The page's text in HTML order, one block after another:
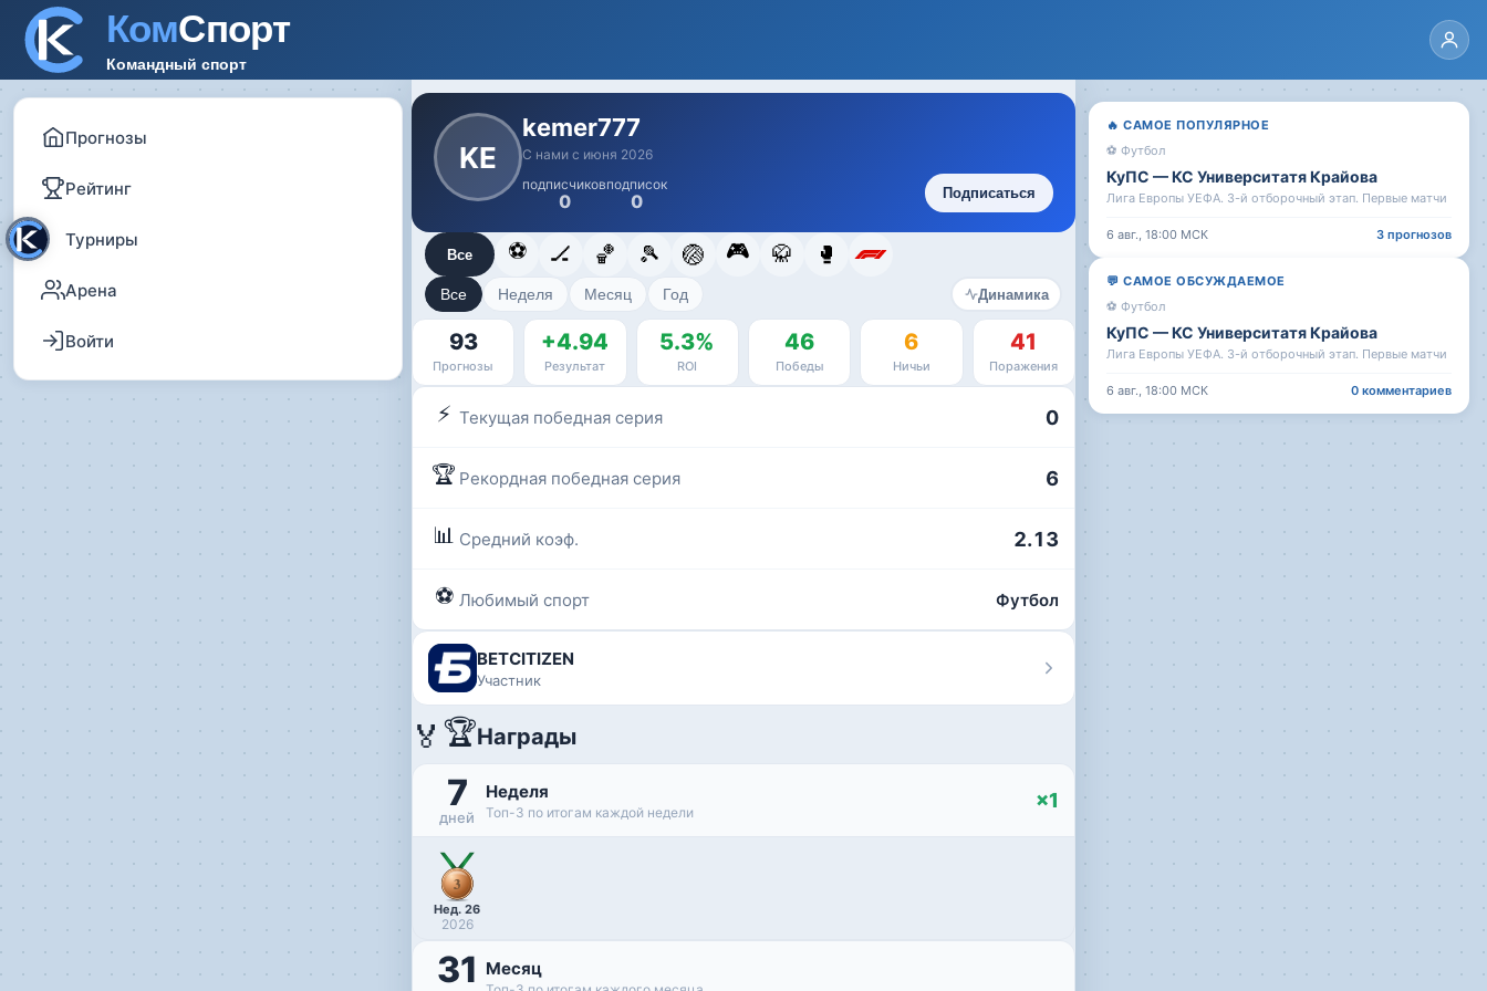
Прогнозы
Рейтинг
Турниры
Арена
Войти
🔥 САМОЕ ПОПУЛЯРНОЕ
⚽ Футбол
КуПС —КС Университатя Крайова
Лига Европы УЕФА. 3-й отборочный этап. Первые матчи
6 авг., 18:00 МСК 3 прогнозов
💬 САМОЕ ОБСУЖДАЕМОЕ
⚽ Футбол
КуПС —КС Университатя Крайова
Лига Европы УЕФА. 3-й отборочный этап. Первые матчи
6 авг., 18:00 МСК 0 комментариев
KE
kemer777
С нами с июня 2026
подписчиков
0
подписок
0 Подписаться
Все ⚽ 🏒 🏀 🎾 🏐 🎮 🥋 🥊
Все Неделя Месяц Год Динамика
93
Прогнозы
+4.94
Результат
5.3%
ROI
46
Победы
6
Ничьи
41
Поражения
⚡ Текущая победная серия 0
🏆 Рекордная победная серия 6
📊 Средний коэф. 2.13
⚽ Любимый спорт Футбол
BETCITIZEN
Участник
🏅 🏆Награды
7
дней
Неделя
Топ-3 по итогам каждой недели ×1
Нед. 26
2026
31 Месяц